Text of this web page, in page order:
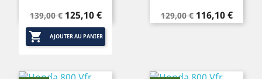
Prix
de
base
139,00 € Prix
125,10 €
 AJOUTER AU PANIER
Prix
de
129,00 € Prix
116,10 €